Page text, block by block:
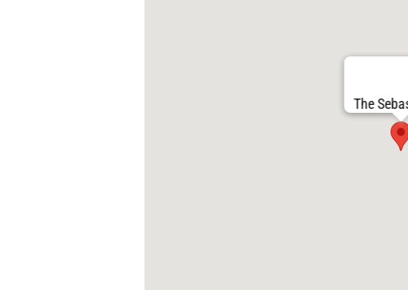
The